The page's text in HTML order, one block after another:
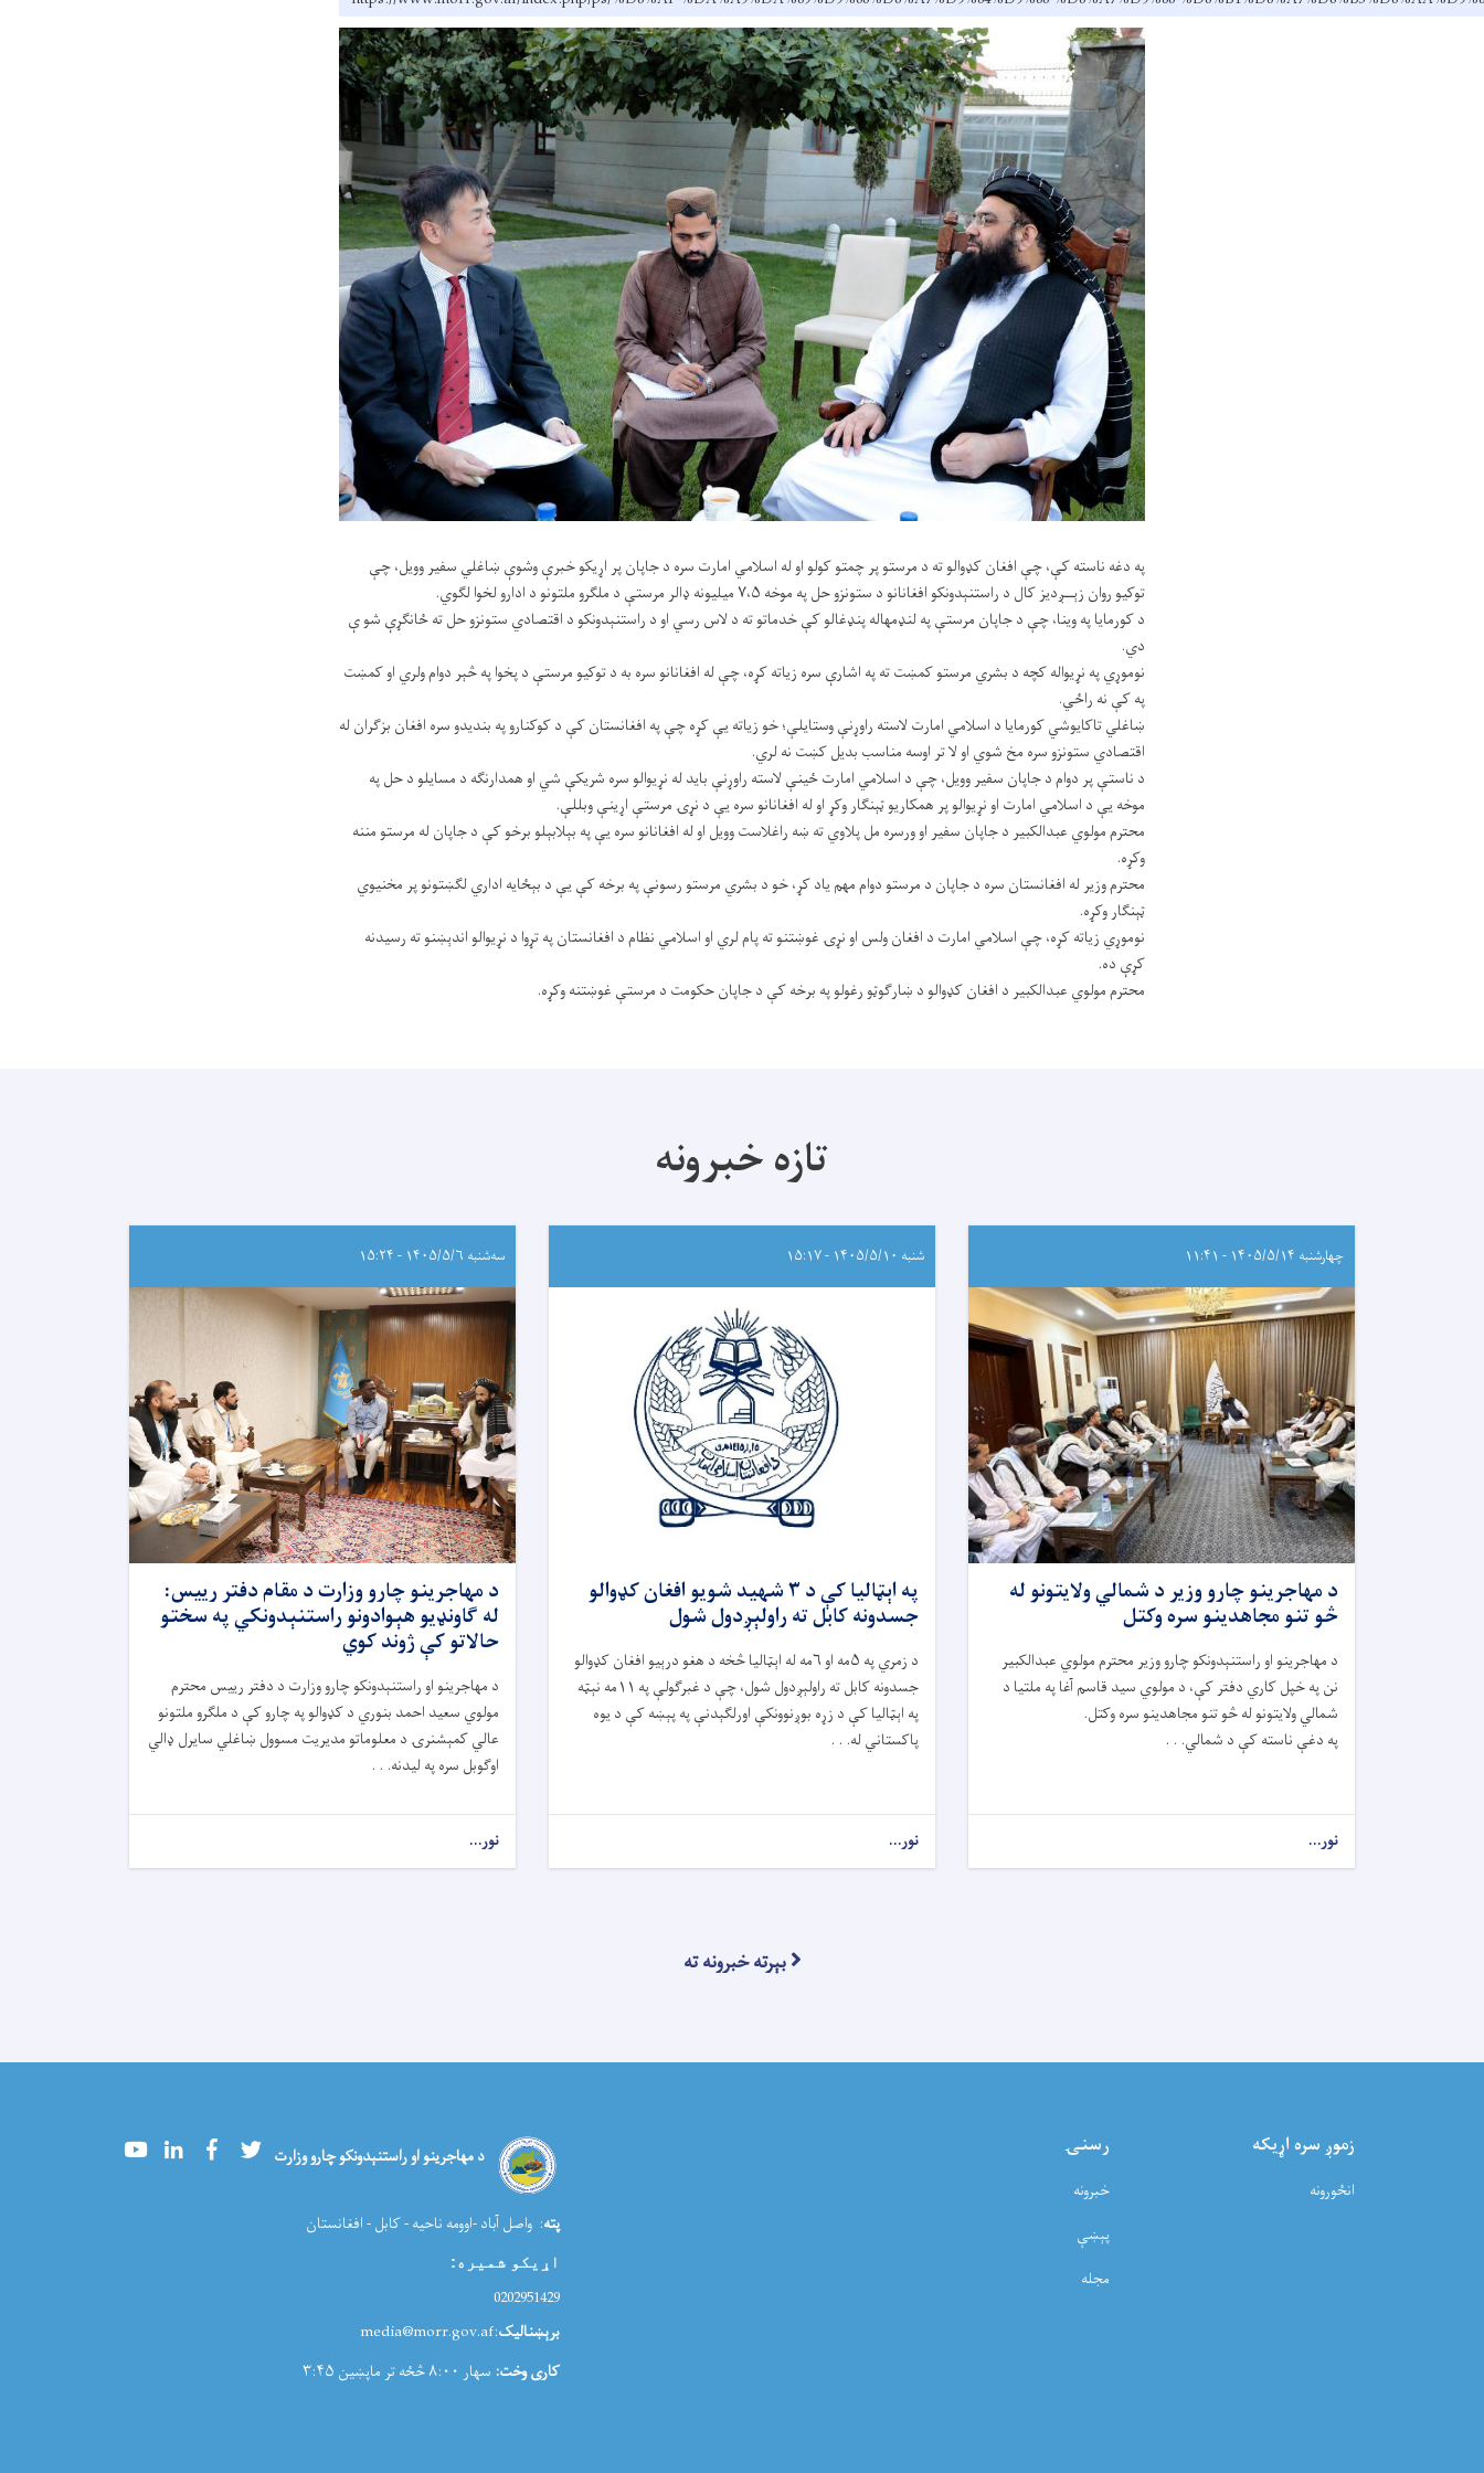
په دغه ناسته کې، چې افغان کډوالو ته د مرستو پرچمتو کولو او له اسلامي امارت سره د جاپان پر اړیکو خبرې وشوې ښاغلي سفیر وویل، چې
توکیو روان زېــږدیز کال د راستنېدونکو افغانانو د ستونزو حل په موخه ۷،۵ میلیونه ډالر مرستې د ملګرو ملتونو د ادارو لخوا لګوي.
د کورمایا په وینا، چې د جاپان مرستې په لنډمهاله پنډغالو کې خدماتو ته د لاس رسي او د راستنېدونکو د اقتصادي ستونزو حل ته ځانګړې شو ې
دي.
نوموړي په نړیواله کچه د بشري مرستو کمښت ته په اشارې سره زیاته کړه، چې له افغانانو سره به د توکیو مرستې د پخوا په څېر دوام ولري او کمښت
په کې نه راځي.
ښاغلي تاکایوشي کورمایا د اسلامي امارت لاسته راوړنې وستایلې؛ خو زیاته یې کړه چې په افغانستان کې د کوکنارو په بندیدو سره افغان بزګران له
اقتصادي ستونزو سره مخ شوي او لا تر اوسه مناسب بدیل کښت نه لري.
د ناستې پر دوام د جاپان سفیر وویل، چې د اسلامي امارت ځینې لاسته راوړنې باید له نړیوالو سره شریکې شي او همدارنګه د مسایلو د حل په
موخه یې د اسلامي امارت او نړیوالو پر همکاریو ټېنګار وکړ او له افغانانو سره یې د نړۍ مرستې اړینې وبللې.
محترم مولوي عبدالکبیر د جاپان سفیر او ورسره مل پلاوي ته ښه راغلاست وویل او له افغانانو سره یې په بېلابېلو برخو کې د جاپان له مرستو مننه
وکړه.
محترم وزیر له افغانستان سره د جاپان د مرستو دوام مهم یاد کړ، خو د بشري مرستو رسونې په برخه کې یې د بېځایه اداري لګښتونو پر مخنیوي
ټېنګار وکړه.
نوموړي زیاته کړه، چې اسلامي امارت د افغان ولس او نړۍ غوښتنو ته پام لري او اسلامي نظام د افغانستان په تړوا د نړیوالو اندېښنو ته رسیدنه
کړې ده.
محترم مولوي عبدالکبیر د افغان کډوالو د ښارګوټو رغولو په برخه کې د جاپان حکومت د مرستې غوښتنه وکړه.
تازه خبرونه
چهارشنبه ۱۴۰۵/۵/۱۴ - ۱۱:۴۱
د مهاجرینو چارو وزیر د شمالي ولایتونو له
څو تنو مجاهدینو سره وکتل
د مهاجرینو او راستنېدونکو چارو وزیر محترم مولوي عبدالکبیر
نن په خپل کاري دفتر کې، د مولوي سید قاسم آغا په ملتیا د
شمالي ولایتونو له څو تنو مجاهدینو سره وکتل.
په دغې ناسته کې د شمالي. . .
نور...
شنبه ۱۴۰۵/۵/۱۰ - ۱۵:۱۷
په اېټالیا کې د ۳ شهید شویو افغان کډوالو
جسدونه کابل ته راولېږدول شول
د زمري په ۵مه او ۶مه له اېټالیا څخه د هغو درېیو افغان کډوالو
جسدونه کابل ته راولېږدول شول، چې د غبرګولې په ۱۱مه نېټه
په اېټالیا کې د زړه بوږنوونکې اورلګېدنې په پېښه کې د یوه
پاکستاني له. . .
نور...
سه‌شنبه ۱۴۰۵/۵/۶ - ۱۵:۲۴
د مهاجرینو چارو وزارت د مقام دفتر رییس:
له ګاونډیو هېوادونو راستنېدونکي په سختو
حالاتو کې ژوند کوي
د مهاجرینو او راستنېدونکو چارو وزارت د دفتر رییس محترم
مولوي سعید احمد بنوري د کډوالو په چارو کې د ملګرو ملتونو
عالي کمېشنرۍ د معلوماتو مدیریت مسوول ښاغلي سایرل ډالي
اوګوبل سره په لیدنه. . .
نور...
بېرته خبرونه ته
زموږ سره اړيکه
انځورونه
رسنۍ
خبرونه
پېښې
مجله
د مهاجرینو او راستنېدونکو چارو وزارت YoutubeLinkedInFacebookTwitter
پته: واصل آباد -اوومه ناحیه - کابل - افغانستان
اړیکو شمیره:
0202951429
برېښنالیک:media@morr.gov.af
کاری وخت: سهار ۸:۰۰ څځه تر ماپښین ۳:۴۵